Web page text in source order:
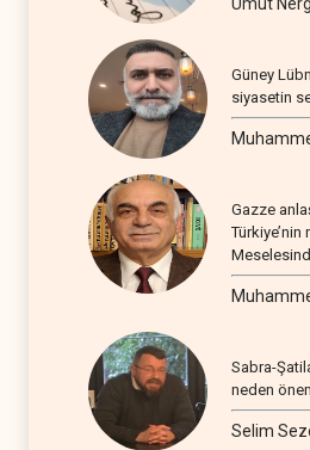
Güney
siyasetin
Gazze
Türkiye’nin
seyir
Sabra-
neden
Selim